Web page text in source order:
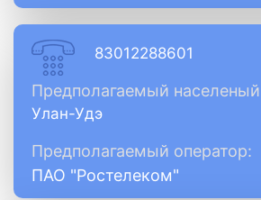
83012288601
Предполагаемый населеный
Улан-Удэ
Предполагаемый оператор:
ПАО "Ростелеком"